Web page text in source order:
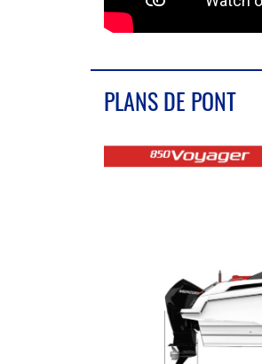
PLANS DE PONT